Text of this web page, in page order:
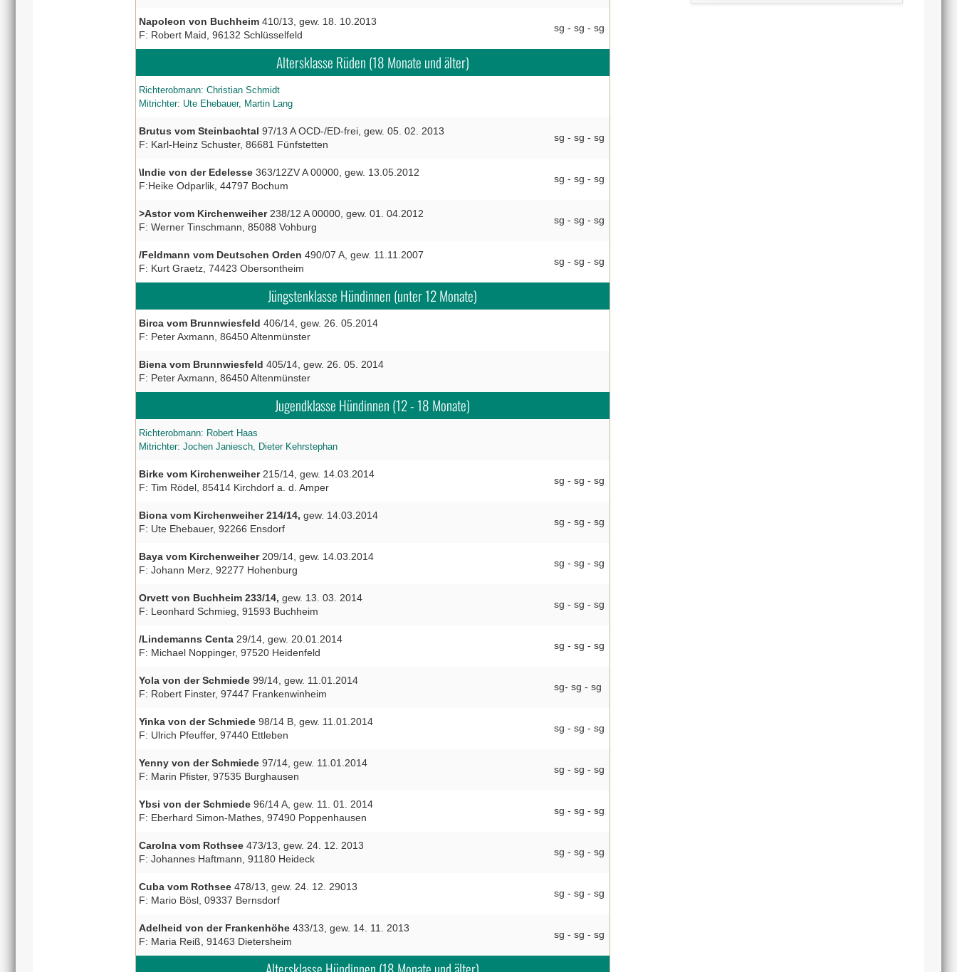
Napoleon von Buchheim410/13, gew. 18. 10.2013
F: Robert Maid, 96132 Schlüsselfeld
sg - sg - sg
Altersklasse Rüden (18 Monate und älter)
Richterobmann: Christian Schmidt
Mitrichter: Ute Ehebauer, Martin Lang
Brutus vom Steinbachtal 97/13 A OCD-/ED-frei, gew. 05. 02. 2013
F: Karl-Heinz Schuster, 86681 Fünfstetten
sg - sg - sg
\Indie von der Edelesse 363/12ZV A 00000, gew. 13.05.2012
F:Heike Odparlik, 44797 Bochum
sg - sg - sg
>Astor vom Kirchenweiher 238/12 A 00000, gew. 01. 04.2012
F: Werner Tinschmann, 85088 Vohburg
sg - sg - sg
/Feldmann vom Deutschen Orden 490/07 A, gew. 11.11.2007
F: Kurt Graetz, 74423 Obersontheim
sg - sg - sg
Jüngstenklasse Hündinnen (unter 12 Monate)
Birca vom Brunnwiesfeld 406/14, gew. 26. 05.2014
F: Peter Axmann, 86450 Altenmünster
Biena vom Brunnwiesfeld 405/14, gew. 26. 05. 2014
F: Peter Axmann, 86450 Altenmünster
Jugendklasse Hündinnen (12 - 18 Monate)
Richterobmann: Robert Haas
Mitrichter: Jochen Janiesch, Dieter Kehrstephan
Birke vom Kirchenweiher 215/14, gew. 14.03.2014
F: Tim Rödel, 85414 Kirchdorf a. d. Amper
sg - sg - sg
Biona vom Kirchenweiher 214/14, gew. 14.03.2014
F: Ute Ehebauer, 92266 Ensdorf
sg - sg - sg
Baya vom Kirchenweiher 209/14, gew. 14.03.2014
F: Johann Merz, 92277 Hohenburg
sg - sg - sg
Orvett von Buchheim 233/14, gew. 13. 03. 2014
F: Leonhard Schmieg, 91593 Buchheim
sg - sg - sg
/Lindemanns Centa 29/14, gew. 20.01.2014
F: Michael Noppinger, 97520 Heidenfeld
sg - sg - sg
Yola von der Schmiede99/14, gew. 11.01.2014
F: Robert Finster, 97447 Frankenwinheim
sg- sg - sg
Yinka von der Schmiede98/14 B, gew. 11.01.2014
F: Ulrich Pfeuffer, 97440 Ettleben
sg - sg - sg
Yenny von der Schmiede97/14, gew. 11.01.2014
F: Marin Pfister, 97535 Burghausen
sg - sg - sg
Ybsi von der Schmiede 96/14 A, gew. 11. 01. 2014
F: Eberhard Simon-Mathes, 97490 Poppenhausen
sg - sg - sg
Carolna vom Rothsee 473/13, gew. 24. 12. 2013
F: Johannes Haftmann, 91180 Heideck
sg - sg - sg
Cuba vom Rothsee 478/13, gew. 24. 12. 29013
F: Mario Bösl, 09337 Bernsdorf
sg - sg - sg
Adelheid von der Frankenhöhe 433/13, gew. 14. 11. 2013
F: Maria Reiß, 91463 Dietersheim
sg - sg - sg